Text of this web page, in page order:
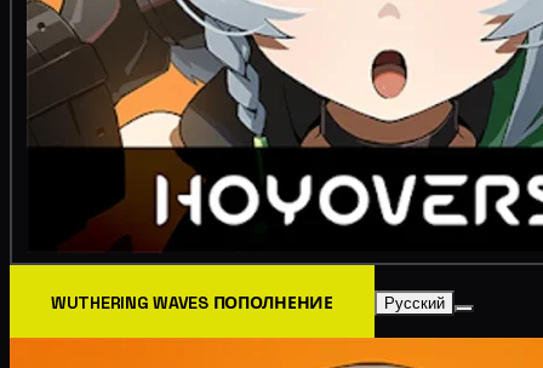
WUTHERING WAVES ПОПОЛНЕНИЕ Русский